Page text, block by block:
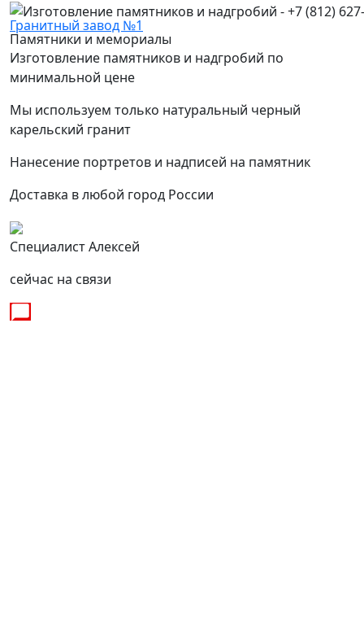
Гранитный завод №1
Памятники и мемориалы
Изготовление памятников и надгробий по
минимальной цене
Мы используем только натуральный черный
карельский гранит
Нанесение портретов и надписей на памятник
Доставка в любой город России
Специалист Алексей
сейчас на связи